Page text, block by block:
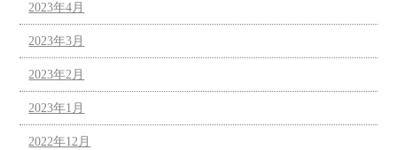
2023年4月
2023年3月
2023年2月
2023年1月
2022年12月